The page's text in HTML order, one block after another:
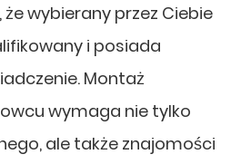
że wybierany przez Ciebie
i posiada
Montaż
wymaga nie tylko
ale także znajomości